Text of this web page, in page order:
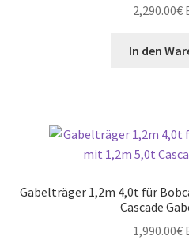
2,290.00€
In den
Gabelträger 1,2m 4,0t für
Cascade
1,990.00€